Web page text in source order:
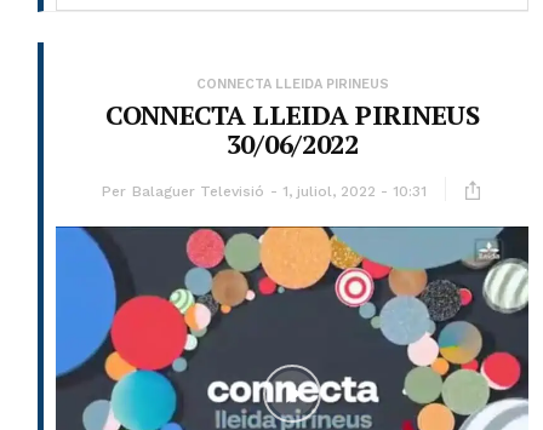
CONNECTA LLEIDA PIRINEUS
CONNECTA LLEIDA PIRINEUS
30/06/2022
Per Balaguer Televisió 1, juliol, 2022 - 10:31